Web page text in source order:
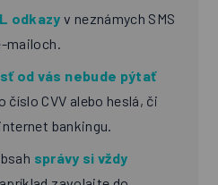
odkazyv neznámych SMS
mailoch.
od vás nebude pýtať
číslo CVV alebo heslá, či
bankingu.
správy si vždy